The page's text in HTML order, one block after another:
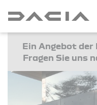
Ein Angebot der
Fragen Sie uns